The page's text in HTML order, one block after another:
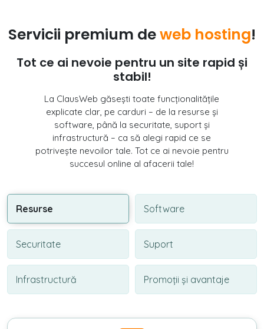
Servicii premium deweb hosting!
Tot ce ai nevoie pentru un site rapid și
stabil!
La ClausWeb găsești toate funcționalitățile
explicate clar, pe carduri – de la resurse și
software, până la securitate, suport și
infrastructură – ca să alegi rapid ce se
potrivește nevoilor tale. Tot ce ai nevoie pentru
succesul online al afacerii tale!
Resurse Software
Securitate Suport
Infrastructură Promoții și avantaje